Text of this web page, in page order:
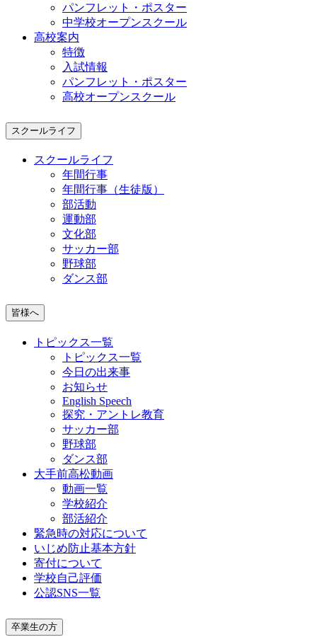
パンフレット・ポスター
中学校オープンスクール
高校案内
特徴
入試情報
パンフレット・ポスター
高校オープンスクール
スクールライフ
スクールライフ
年間行事
年間行事（生徒版）
部活動
運動部
文化部
サッカー部
野球部
ダンス部
皆様へ
トピックス一覧
トピックス一覧
今日の出来事
お知らせ
English Speech
探究・アントレ教育
サッカー部
野球部
ダンス部
大手前高松動画
動画一覧
学校紹介
部活紹介
緊急時の対応について
いじめ防止基本方針
寄付について
学校自己評価
公認SNS一覧
卒業生の方